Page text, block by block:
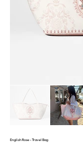
English Rose - Travel Bag